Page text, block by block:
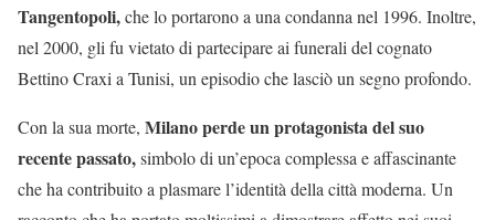
Tangentopoli,che lo portarono a una condanna nel 1996. Inoltre,
nel 2000, gli fu vietato di partecipare ai funerali del cognato
Bettino Craxi a Tunisi, un episodio che lasciò un segno profondo.
Con la sua morte, Milano perde un protagonista del suo
recente passato,simbolo di un’epoca complessa e affascinante
che ha contribuito a plasmare l’identità della città moderna. Un